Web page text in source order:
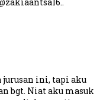
ini, tapi aku
bgt. Niat aku masuk